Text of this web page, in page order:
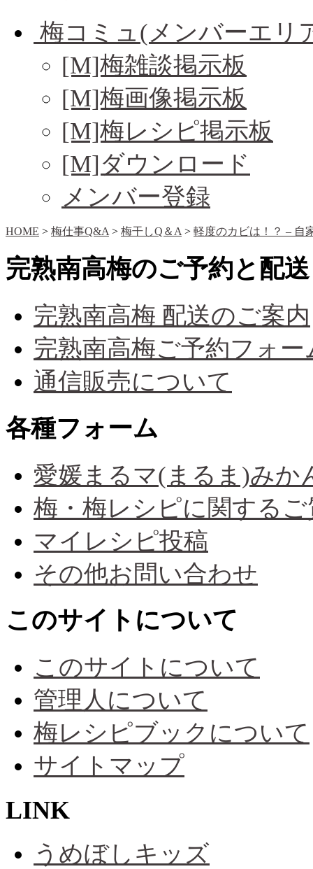
梅コミュ(メンバーエリ
[M]梅雑談掲示板
[M]梅画像掲示板
[M]梅レシピ掲示板
[M]ダウンロード
メンバー登録
HOME > 梅仕事Q&A > 梅干しQ＆A > 軽度のカビは！？ – 自
完熟南高梅のご予約と配送
完熟南高梅 配送のご案内
完熟南高梅ご予約フォー
通信販売について
各種フォーム
愛媛まるマ(まるま)みか
梅・梅レシピに関するご
マイレシピ投稿
その他お問い合わせ
このサイトについて
このサイトについて
管理人について
梅レシピブックについて
サイトマップ
LINK
うめぼしキッズ